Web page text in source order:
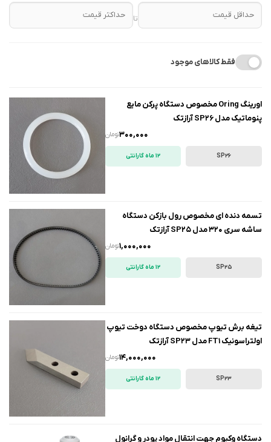
تا
فقط کالاهای موجود
اورینگ Oring مخصوص دستگاه پرکن مایع
پنوماتیک مدل SP26 آرازتک
تومان300,000
SP26 12 ماه گارانتی
تسمه دنده ای مخصوص رول بازکن دستگاه
ساشه سری 320 مدل SP25 آرازتک
تومان1,000,000
SP25 12 ماه گارانتی
تیغه برش تیوپ مخصوص دستگاه دوخت تیوپ
اولتراسونیک FT1 مدل SP23 آرازتک
تومان14,000,000
SP23 12 ماه گارانتی
دستگاه وکیوم جهت انتقال مواد پودر و گرانول